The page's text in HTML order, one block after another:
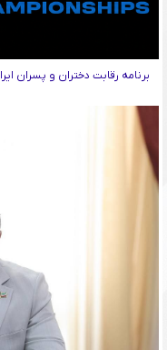
برنامه رقابت دختران و پسران